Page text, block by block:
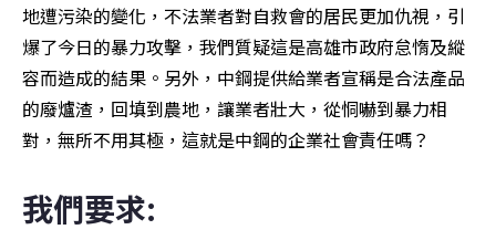
地遭污染的變化，不法業者對自救會的居民更加仇視，引
爆了今日的暴力攻擊，我們質疑這是高雄市政府怠惰及縱
容而造成的結果。另外，中鋼提供給業者宣稱是合法產品
的廢爐渣，回填到農地，讓業者壯大，從恫嚇到暴力相
對，無所不用其極，這就是中鋼的企業社會責任嗎？
我們要求: